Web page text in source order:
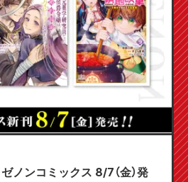
ゼノンコミックス 8/7（金）発